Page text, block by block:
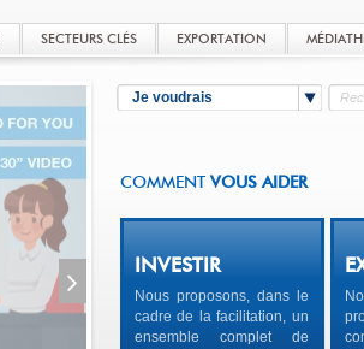
SECTEURS CLÉS EXPORTATION
COMMENT VOUS AIDER
INVESTIR
Nous proposons, dans le
cadre de la facilitation, un
ensemble complet de
Je voudrais